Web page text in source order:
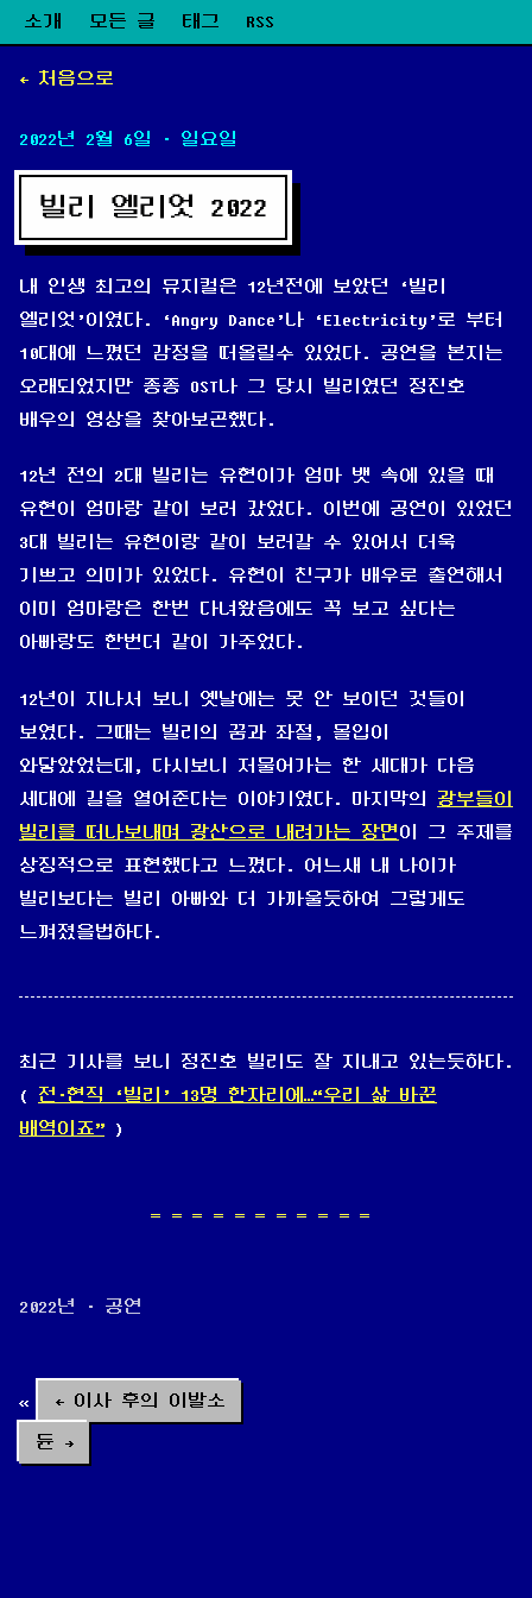
소개 모든 글 태그 RSS
← 처음으로
2022년 2월 6일 · 일요일
빌리 엘리엇 2022
내 인생 최고의 뮤지컬은 12년전에 보았던 ‘빌리
엘리엇’이였다. ‘Angry Dance’나 ‘Electricity’로 부터
10대에 느꼈던 감정을 떠올릴수 있었다. 공연을 본지는
오래되었지만 종종 OST나 그 당시 빌리였던 정진호
배우의 영상을 찾아보곤했다.
12년 전의 2대 빌리는 유현이가 엄마 뱃 속에 있을 때
유현이 엄마랑 같이 보러 갔었다. 이번에 공연이 있었던
3대 빌리는 유현이랑 같이 보러갈 수 있어서 더욱
기쁘고 의미가 있었다. 유현이 친구가 배우로 출연해서
이미 엄마랑은 한번 다녀왔음에도 꼭 보고 싶다는
아빠랑도 한번더 같이 가주었다.
12년이 지나서 보니 옛날에는 못 안 보이던 것들이
보였다. 그때는 빌리의 꿈과 좌절, 몰입이
와닿았었는데, 다시보니 저물어가는 한 세대가 다음
세대에 길을 열어준다는 이야기였다. 마지막의 광부들이
빌리를 떠나보내며 광산으로 내려가는 장면이 그 주제를
상징적으로 표현했다고 느꼈다. 어느새 내 나이가
빌리보다는 빌리 아빠와 더 가까울듯하여 그렇게도
느껴졌을법하다.
최근 기사를 보니 정진호 빌리도 잘 지내고 있는듯하다.
( 전·현직 ‘빌리’ 13명 한자리에…“우리 삶 바꾼
배역이죠” )
2022년 · 공연
← 이사 후의 이발소
듄 →